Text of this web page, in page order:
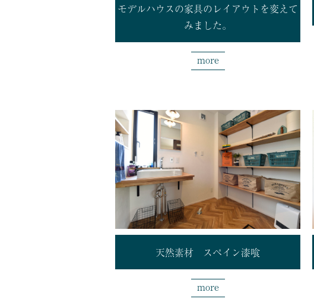
モデルハウスの家具のレイアウトを変えて
みました。
more
天然素材 スペイン漆喰
more